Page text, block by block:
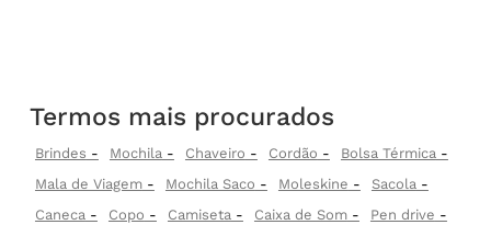
Termos mais procurados
Brindes Mochila Chaveiro Cordão
Bolsa Térmica
Mala de Viagem
Mochila Saco Moleskine
Sacola
Caneca
Copo Camiseta Caixa de Som
Pen drive